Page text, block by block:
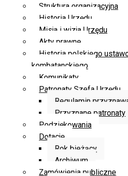
Struktura organizacyjna
Historia Urzędu
Misja i wizja Urzędu
Akty prawne
Historia polskiego
kombatanckiego
Komunikaty
Patronaty Szefa Urzędu
Regulamin
Przyznane patronaty
Podziękowania
Dotacje
Rok bieżący
Archiwum
Zamówienia publiczne